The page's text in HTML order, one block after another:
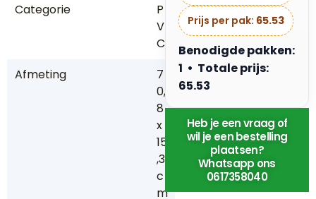
Categorie
P
V
C
Afmeting
7
0,
8
x
15
,3
c
m
Prijs per pak: 65.53
Benodigde pakken:
1 • Totale prijs:
65.53
Heb je een vraag of
wil je een bestelling
plaatsen?
Whatsapp ons
0617358040